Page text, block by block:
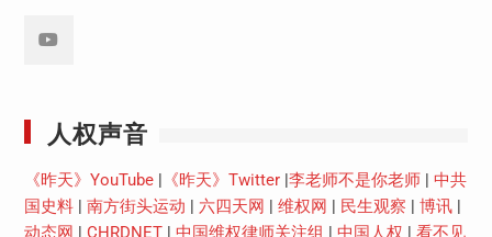
人权声音
《昨天》YouTube| 《昨天》Twitter| 李老师不是你老师| 中共
国史料| 南方街头运动 六四天网 维权网 民生观察 博讯|
动态网
CHRDNET| 中国维权律师关注组 中国人权
看不见